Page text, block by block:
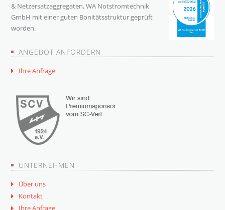
& Netzersatzaggregaten, WA Notstromtechnik
GmbH mit einer guten Bonitätsstruktur geprüft
worden.
ANGEBOT ANFORDERN
Ihre Anfrage
UNTERNEHMEN
Über uns
Kontakt
Ihre Anfrage